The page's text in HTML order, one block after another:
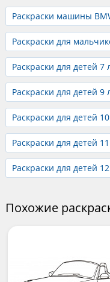
Раскраски машины
Раскраски для
Раскраски для детей 7
Раскраски для детей 9
Раскраски для детей
Раскраски для детей
Раскраски для детей
Похожие